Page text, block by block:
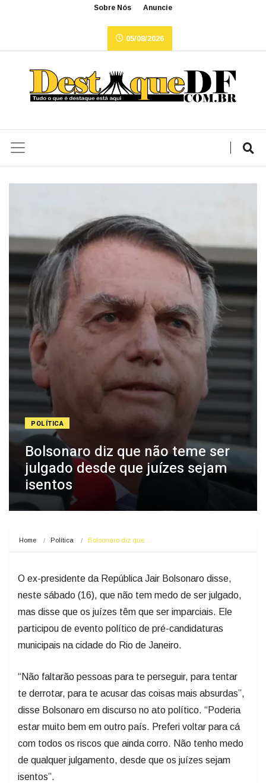
Sobre Nós Anuncie
05/08/2026
POLÍTICA
Bolsonaro diz que não teme ser
julgado desde que juízes sejam
isentos
Home Política Bolsonaro diz que…
O ex-presidente da República Jair Bolsonaro disse,
neste sábado (16), que não tem medo de ser julgado,
mas disse que os juízes têm que ser imparciais. Ele
participou de evento político de pré-candidaturas
municipais na cidade do Rio de Janeiro.
“Não faltarão pessoas para te perseguir, para tentar
te derrotar, para te acusar das coisas mais absurdas”,
disse Bolsonaro em discurso no ato político. “Poderia
estar muito bem em outro país. Preferi voltar para cá
com todos os riscos que ainda corro. Não tenho medo
de qualquer julgamento, desde que os juízes sejam
isentos”.